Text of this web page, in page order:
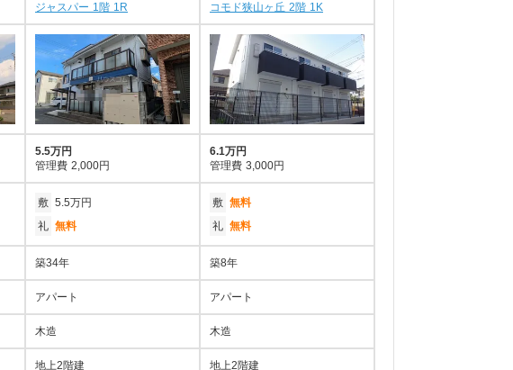
ジャスパー 1階 1R コモド狭山ヶ丘 2階 1K
5.5万円
管理費 2,000円
6.1万円
管理費 3,000円
敷 5.5万円
礼 無料
敷 無料
礼 無料
築34年 築8年
アパート アパート
木造 木造
地上2階建 地上2階建